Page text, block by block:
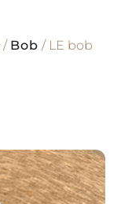
/ Bob / LE bob